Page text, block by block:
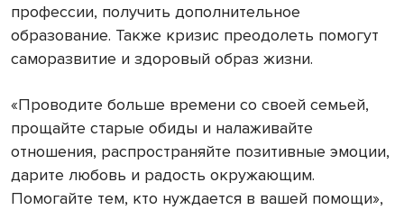
профессии, получить дополнительное
образование. Также кризис преодолеть помогут
саморазвитие и здоровый образ жизни.
«Проводите больше времени со своей семьей,
прощайте старые обиды и налаживайте
отношения, распространяйте позитивные эмоции,
дарите любовь и радость окружающим.
Помогайте тем, кто нуждается в вашей помощи»,